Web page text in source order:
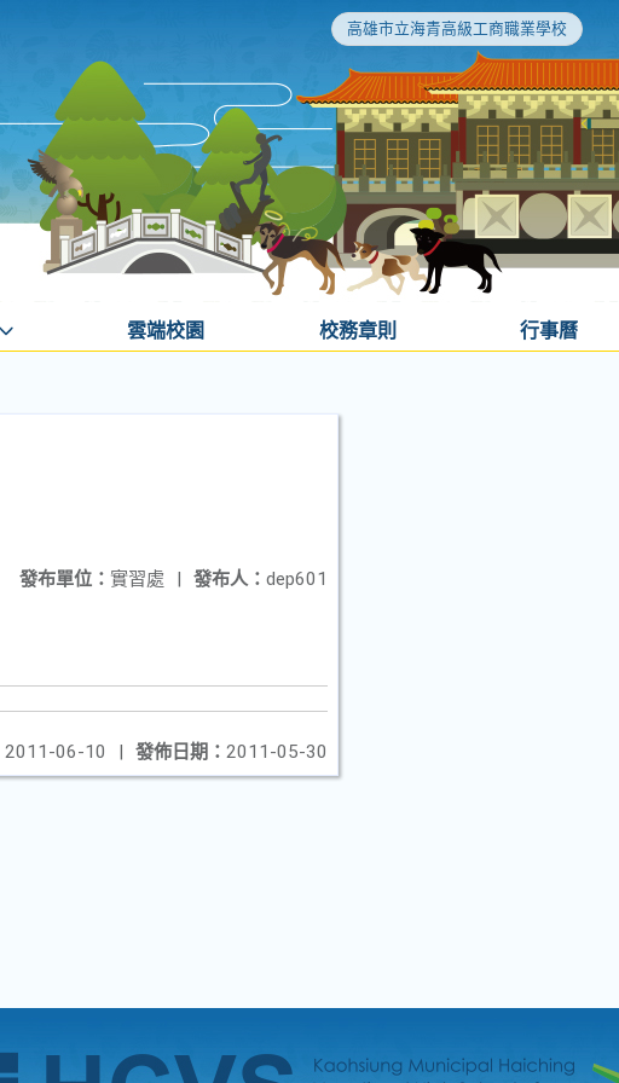
高雄市立海青高級工商職業學校
雲端校園 校務章則 行事曆
發布人： dep601
發布單位： 實習處 |
發佈日期： 2011-05-30
2011-06-10 |